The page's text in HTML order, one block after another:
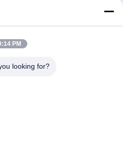
PM
looking for?